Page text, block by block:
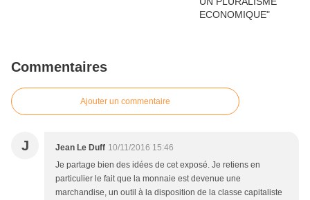
Commentaires
Ajouter un commentaire
J Jean Le Duff 10/11/2016 15:46
Je partage bien des idées de cet exposé. Je retiens en
particulier le fait que la monnaie est devenue une
marchandise, un outil à la disposition de la classe capitaliste